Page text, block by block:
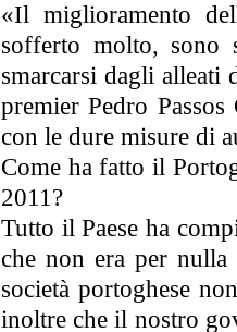
«Il miglioramento
sofferto molto, sono
smarcarsi dagli alleati
premier Pedro
con le dure misure di
Come ha fatto il
2011?
Tutto il Paese ha
che non era per
società portoghese
inoltre che il nostro